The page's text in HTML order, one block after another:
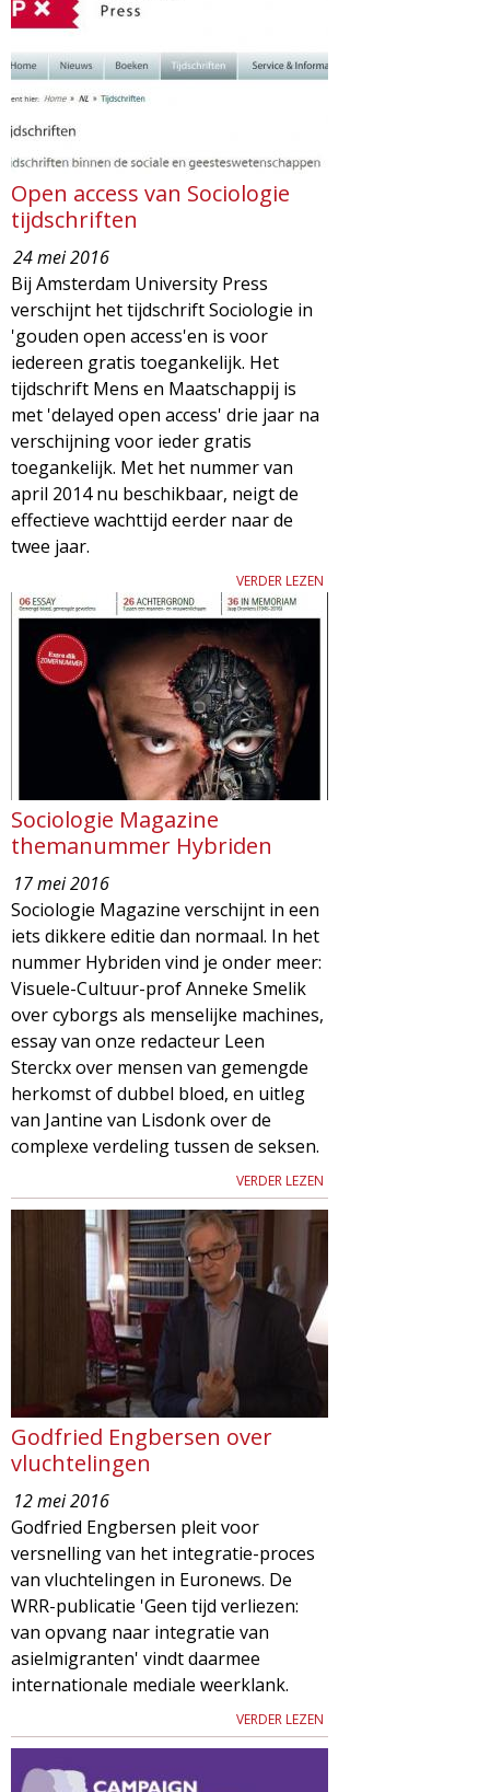
i
o
l
o
g
i
e
M
a
g
a
z
d
m
e
n
u
Open access van Sociologie
tijdschriften
24 mei 2016
Bij Amsterdam University Press
verschijnt het tijdschrift Sociologie in
'gouden open access'en is voor
iedereen gratis toegankelijk. Het
tijdschrift Mens en Maatschappij is
met 'delayed open access' drie jaar na
verschijning voor ieder gratis
toegankelijk. Met het nummer van
april 2014 nu beschikbaar, neigt de
effectieve wachttijd eerder naar de
twee jaar.
VERDER LEZEN
Sociologie Magazine
themanummer Hybriden
17 mei 2016
Sociologie Magazine verschijnt in een
iets dikkere editie dan normaal. In het
nummer Hybriden vind je onder meer:
Visuele-Cultuur-prof Anneke Smelik
over cyborgs als menselijke machines,
essay van onze redacteur Leen
Sterckx over mensen van gemengde
herkomst of dubbel bloed, en uitleg
van Jantine van Lisdonk over de
complexe verdeling tussen de seksen.
VERDER LEZEN
Godfried Engbersen over
vluchtelingen
12 mei 2016
Godfried Engbersen pleit voor
versnelling van het integratie-proces
van vluchtelingen in Euronews. De
WRR-publicatie 'Geen tijd verliezen:
van opvang naar integratie van
asielmigranten' vindt daarmee
internationale mediale weerklank.
VERDER LEZEN